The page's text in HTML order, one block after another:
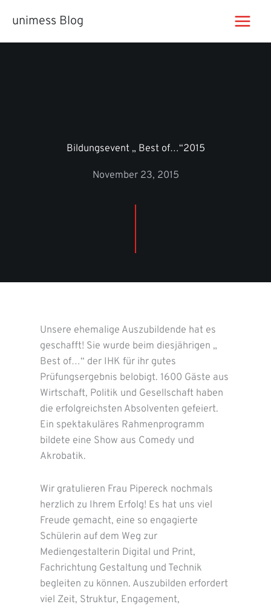
Inhaltunimess Blog
Bildungsevent „ Best of…“2015
November 23, 2015
Unsere ehemalige Auszubildende hat es
geschafft! Sie wurde beim diesjährigen „
Best of…“ der IHK für ihr gutes
Prüfungsergebnis belobigt. 1600 Gäste aus
Wirtschaft, Politik und Gesellschaft haben
die erfolgreichsten Absolventen gefeiert.
Ein spektakuläres Rahmenprogramm
bildete eine Show aus Comedy und
Akrobatik.
Wir gratulieren Frau Pipereck nochmals
herzlich zu Ihrem Erfolg! Es hat uns viel
Freude gemacht, eine so engagierte
Schülerin auf dem Weg zur
Mediengestalterin Digital und Print,
Fachrichtung Gestaltung und Technik
begleiten zu können. Auszubilden erfordert
viel Zeit, Struktur, Engagement,